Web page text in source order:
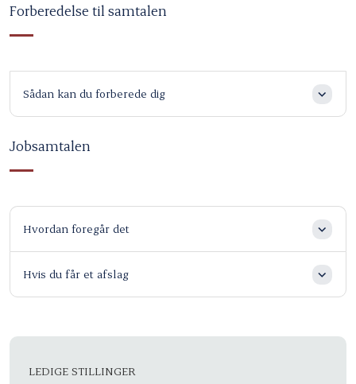
Forberedelse til samtalen
Sådan kan du forberede dig
Jobsamtalen
Hvordan foregår det
Hvis du får et afslag
LEDIGE STILLINGER